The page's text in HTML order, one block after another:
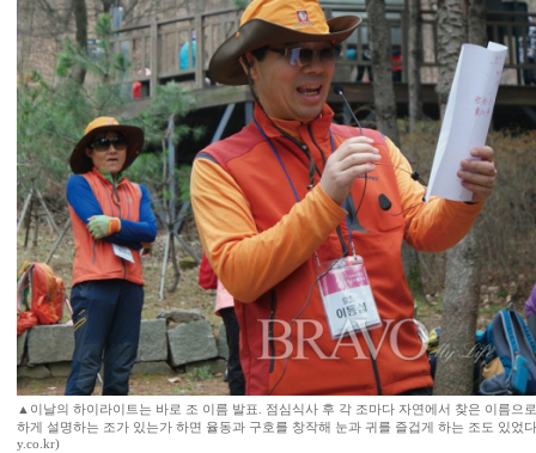
▲이날의 하이라이트는 바로 조 이름 발표. 점심식사 후 각 조마다 자연에서 찾은 이름으
하게 설명하는 조가 있는가 하면 율동과 구호를 창작해 눈과 귀를 즐겁게 하는 조도 있었
y.co.kr)